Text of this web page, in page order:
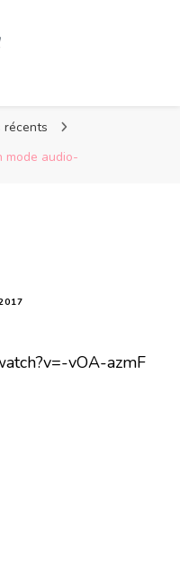
récents
mode audio-
vOA-azmF